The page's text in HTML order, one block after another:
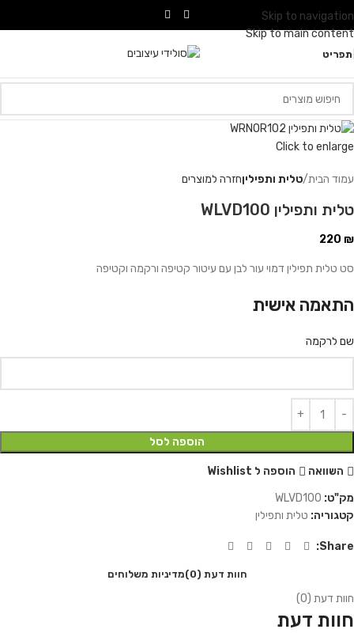
Skip to navigation
Skip to main content
תפריט
Click to enlarge
עמוד הבית טלית ותפיליןחזרה למוצרים
טלית ותפילין WLVD100
220 ₪
סט טלית תפילין דמוי עור לבן עם עיטור קטיפה ורקמה וקטיפה
התאמה אישית
שם לרקמה
הוספה לסל
השוואה
הוספה ל Wishlist
מק"ט: WLVD100
קטגוריה: טלית ותפילין
Share:
חוות דעת (0) מדיניות משלוחים
חוות דעת (0)
חוות דעת